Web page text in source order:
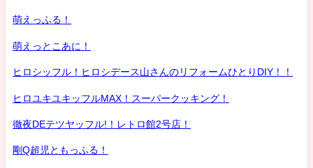
萌えっふる！
萌えっとこあに！
ヒロシッフル！ヒロシデース山さんのリフォームひとりDIY！！
ヒロユキユキッフルMAX！スーパークッキング！
徹夜DEテツヤッフル!！レトロ館2号店！
剛Q超児ともっふる！